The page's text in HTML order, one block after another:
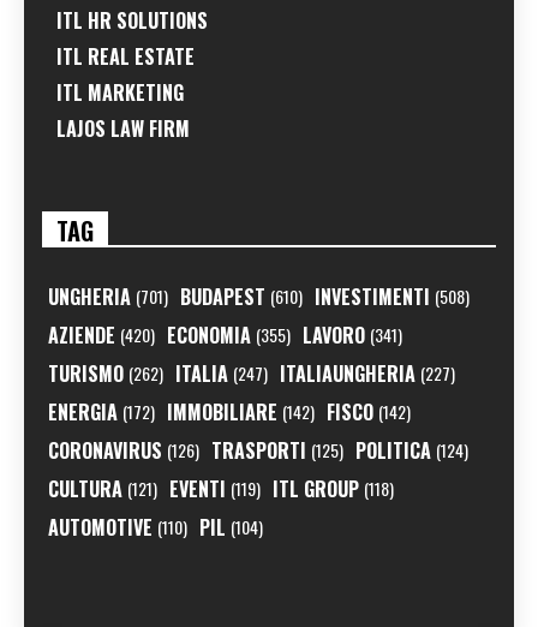
ITL HR SOLUTIONS
ITL REAL ESTATE
ITL MARKETING
LAJOS LAW FIRM
TAG
UNGHERIA (701) BUDAPEST (610) INVESTIMENTI (508)
AZIENDE (420) ECONOMIA (355) LAVORO (341)
TURISMO (262) ITALIA (247) ITALIAUNGHERIA (227)
ENERGIA (172) IMMOBILIARE (142) FISCO (142)
CORONAVIRUS (126) TRASPORTI (125) POLITICA (124)
CULTURA (121) EVENTI (119) ITL GROUP (118)
AUTOMOTIVE (110) PIL (104)